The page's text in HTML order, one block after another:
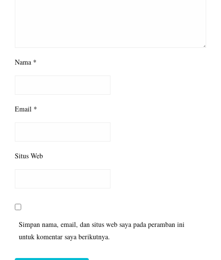
Nama *
Email *
Situs Web
Simpan nama, email, dan situs web saya pada peramban ini
untuk komentar saya berikutnya.